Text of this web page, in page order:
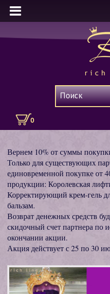
0
Вернем 10% от суммы
Только для существующих
единовременной покупке от
продукции: Королевская
Корректирующий крем-гель
бальзам.
Возврат денежных средств
скидочный счет партнера по
окончании акции.
Акция действует с 25 по 30